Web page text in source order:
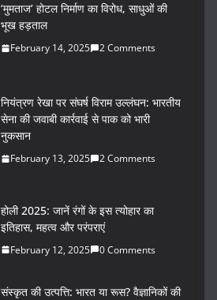
‘मुमताज’ होटल निर्माण का विरोध, साधुओं की
भूख हड़ताल
February 14, 2025 2 Comments
नियंत्रण रेखा पर संघर्ष विराम उल्लंघन: भारतीय
सेना की जवाबी कार्रवाई से पाक को भारी
नुकसान
February 13, 2025 2 Comments
होली 2025: जानें रंगों के इस त्योहार का
इतिहास, महत्व और परंपराएं
February 12, 2025 0 Comments
संस्कृत की उत्पत्ति: भारत या रूस? वैज्ञानिकों की